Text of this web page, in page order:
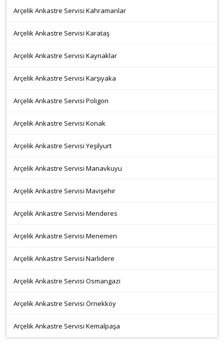
Arçelik Ankastre Servisi Kahramanlar
Arçelik Ankastre Servisi Karataş
Arçelik Ankastre Servisi Kaynaklar
Arçelik Ankastre Servisi Karşıyaka
Arçelik Ankastre Servisi Poligon
Arçelik Ankastre Servisi Konak
Arçelik Ankastre Servisi Yeşilyurt
Arçelik Ankastre Servisi Manavkuyu
Arçelik Ankastre Servisi Mavişehir
Arçelik Ankastre Servisi Menderes
Arçelik Ankastre Servisi Menemen
Arçelik Ankastre Servisi Narlıdere
Arçelik Ankastre Servisi Osmangazi
Arçelik Ankastre Servisi Örnekköy
Arçelik Ankastre Servisi Kemalpaşa